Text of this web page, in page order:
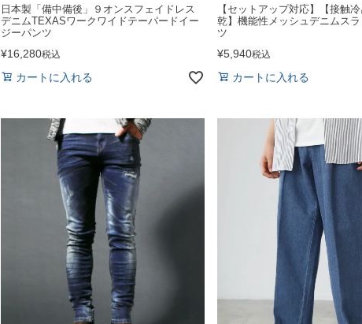
日本製「備中備後」９オンスフェイドレス
デニムTEXASワークワイドテーパードイー
ジーパンツ
¥16,280税込
カートに入れる
【セットアップ対応】【接触
乾】機能性メッシュデニムス
ツ
¥5,940税込
カートに入れる